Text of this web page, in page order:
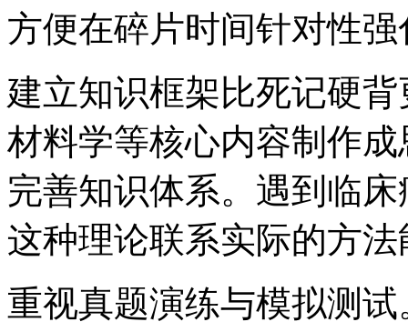
方便在碎片时间针对性强
建立知识框架比死记硬
材料学等核心内容制作
完善知识体系。遇到临
这种理论联系实际的方
重视真题演练与模拟测